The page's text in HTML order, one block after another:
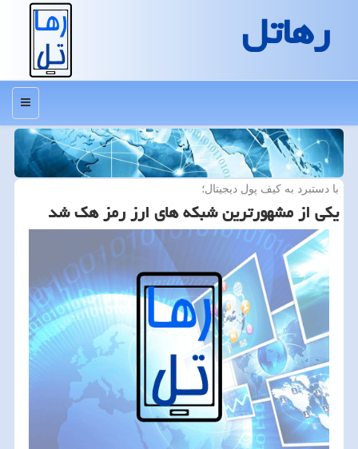
رهاتل
منو
با دستبرد به كیف پول دیجیتال؛
یكی از مشهورترین شبكه های ارز رمز هك شد